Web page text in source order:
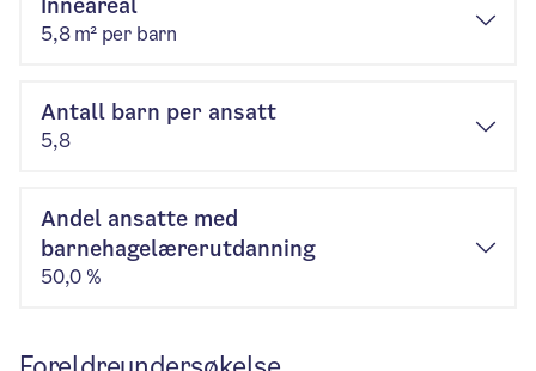
5,8 m² per barn
Antall barn per ansatt
5,8
Andel ansatte med
barnehagelærerutdanning
50,0 %